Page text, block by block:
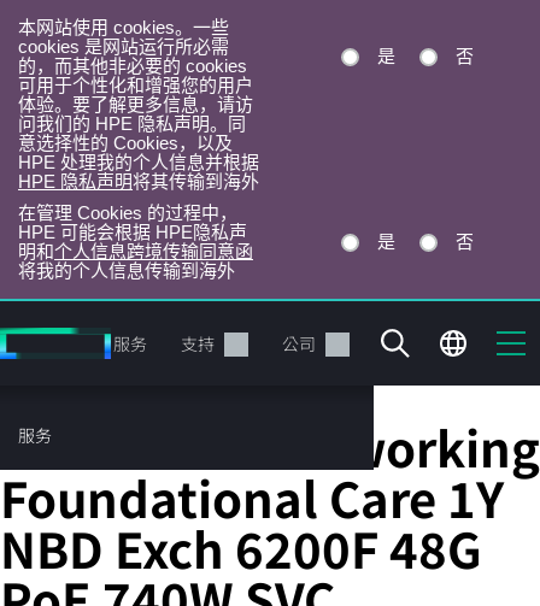
本网站使用 cookies。一些
cookies 是网站运行所必需
的，而其他非必要的 cookies
可用于个性化和增强您的用户
体验。要了解更多信息，请访
问我们的 HPE 隐私声明。同
意选择性的 Cookies，以及
HPE 处理我的个人信息并根据
HPE 隐私声明将其传输到海外
是 否
在管理 Cookies 的过程中，
HPE 可能会根据 HPE隐私声
明和个人信息跨境传输同意函
将我的个人信息传输到海外
是 否
转
到
目
录
服务 支持 公司
服务
HPE Aruba Networking
Foundational Care 1Y
NBD Exch 6200F 48G